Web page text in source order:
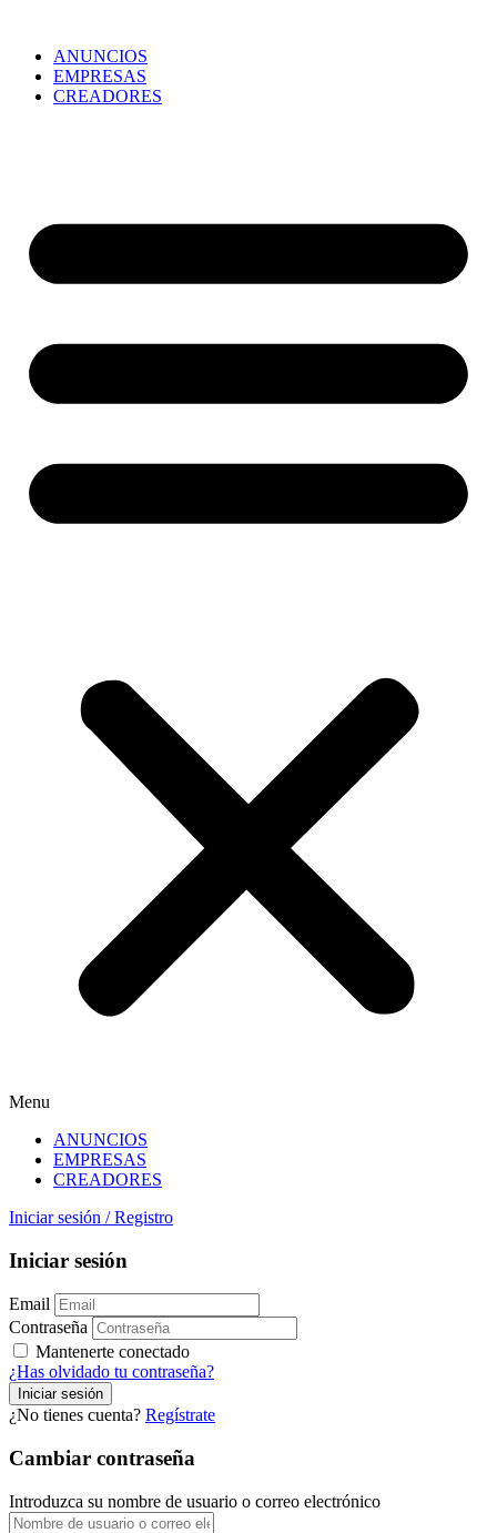
ANUNCIOS
EMPRESAS
CREADORES
Menu
ANUNCIOS
EMPRESAS
CREADORES
Iniciar sesión / Registro
Iniciar sesión
Email
Contraseña
Mantenerte conectado
¿Has olvidado tu contraseña?
¿No tienes cuenta? Regístrate
Cambiar contraseña
Introduzca su nombre de usuario o correo electrónico